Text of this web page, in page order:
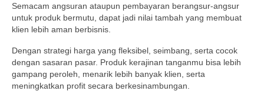
Semacam angsuran ataupun pembayaran berangsur-angsur
untuk produk bermutu, dapat jadi nilai tambah yang membuat
klien lebih aman berbisnis.
Dengan strategi harga yang fleksibel, seimbang, serta cocok
dengan sasaran pasar. Produk kerajinan tanganmu bisa lebih
gampang peroleh, menarik lebih banyak klien, serta
meningkatkan profit secara berkesinambungan.